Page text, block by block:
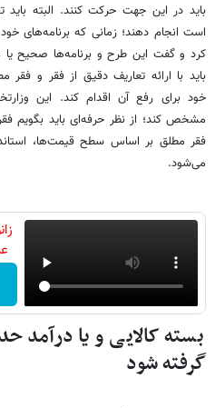
باید در این جهت حرکت کنند. البته
است انجام دهند؛ زمانی که برنامه‌های خود
کرد و گفت این طرح و برنامه‌ها صحیح یا
باید با ارائه تعاریف دقیق از فقر و
خود برای رفع آن اقدام کند. این
مشخص کند؛ از نظر حرفه‌ای باید بگویم
فقر مطلق بر اساس سطح قیمت‌ها،
می‌شود.
بسته کالایی و یا درآمد
گرفته شود